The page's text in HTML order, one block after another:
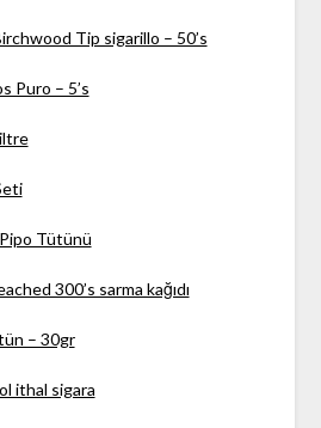
Tip sigarillo – 50’s
Puro – 5’s
Tütünü
300’s sarma kağıdı
– 30gr
ithal sigara